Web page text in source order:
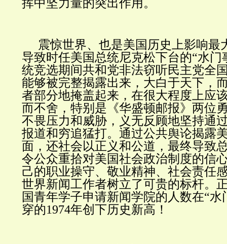
挥中坚力量的突出作用。
震惊世界、也是美国历史上影响最
导致时任美国总统尼克松下台的“水门
统竞选期间共和党非法窃听民主党全
能够被完整揭露出来，大白于天下，
者部分地掩盖起来，在很大程度上应
而不舍，特别是《华盛顿邮报》两位
不畏压力和威胁，义无反顾地坚持通
报道和穷追猛打。通过公共舆论揭露
面，还社会以正义和公道，最终导致
令公众重拾对美国社会政治制度的信
己的职业操守、敬业精神、社会责任
世界新闻工作者树立了可贵的标杆。
国青年学子申请新闻学院的人数在“水
穿的1974年创下历史新高！